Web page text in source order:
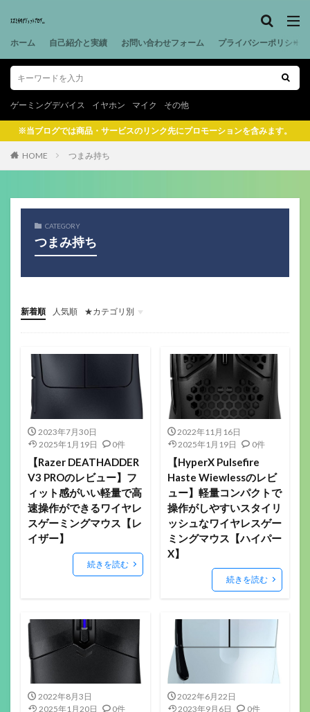
ホーム 自己紹介と実績 お問い合わせフォーム プライバシーポリシー
ゲーミングデバイス イヤホン マイク その他
※当ブログでは商品・サービスのリンク先にプロモーションを含みます。
HOME つまみ持ち
CATEGORY
つまみ持ち
新着順 人気順
★カテゴリ別
ゲーミングデバイス
ガジェット関係
その他(ガジェットや音楽）
音楽機材
マウス
キーボード
ヘッドセット
イヤホン
ゲーミングモニター
ヘッドホン
マイク
配信機材
ゲーミングパッド
ゲーミングチェア
サラウンドアンプ
マウスパッド
Webカメラ
スマートウォッチ
美容
フィットネス
ロボット掃除機
ボードゲーム
2023年7月30日
2025年1月19日
0件
【Razer DEATHADDER
V3 PROのレビュー】フ
ィット感がいい軽量で高
速操作ができるワイヤレ
スゲーミングマウス【レ
イザー】
続きを読む
2022年11月16日
2025年1月19日
0件
【HyperX Pulsefire
Haste Wiewlessのレビ
ュー】軽量コンパクトで
操作がしやすいスタイリ
ッシュなワイヤレスゲー
ミングマウス【ハイパー
X】
続きを読む
2022年8月3日
2025年1月20日
0件
2022年6月22日
2023年9月6日
0件